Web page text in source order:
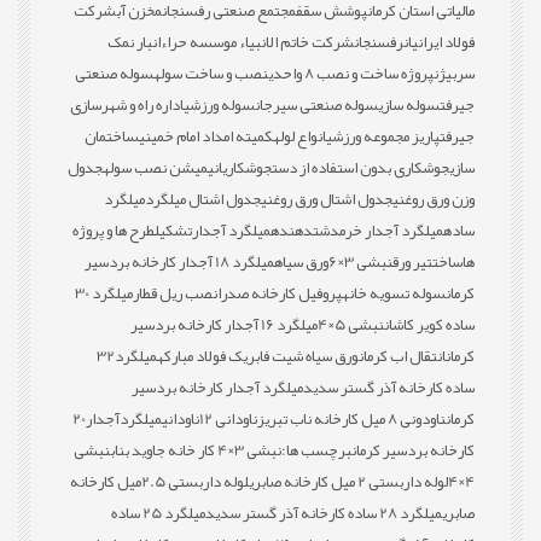
مالیاتی استان کرمانپوشش سقفمجتمع صنعتی رفسنجانمخزن آبشرکت
فولاد ایرانیانرفسنجانشرکت خاتم الانبیاء موسسه حراءانبار نمک
سربیژنپروژه ساخت و نصب 8 واحدی نصب و ساخت سولهسوله صنعتی
جیرفتسوله سازیسوله صنعتی سیرجانسوله ورزشیاداره راه و شهرسازی
جیرفتپاریز مجموعه ورزشیانواع لولهکمیته امداد امام خمینیساختمان
سازیجوشکاری بدون استفاده از دستجوشکاریانیمیشن نصب سولهجدول
وزن ورق روغنیجدول اشتال ورق روغنیجدول اشتال میلگردمیلگرد
سادهمیلگرد آجدار خرمدشتدهندهمیلگرد آجدارتشکیلطرح ها و پروژه
هاساختتیر ورقنبشی 3×6 ورق سیاه
میلگرد 18 آجدار کارخانه بردسیر
کرمانسوله تسویه خانهپروفیل کارخانه صدرانصب ریل قطار
میلگرد 30
ساده کویر کاشاننبشی 5×4
میلگرد 16 آجدار کارخانه بردسیر
کرمانانتقال اب کرمانورق سیاه شیت فابریک فولاد مبارکه
میلگرد32
ساده کارخانه آذر گستر سدیدمیلگرد آجدار کارخانه بردسیر
کرمانناودونی 8 میل کارخانه ناب تبریز ناودانی 12 ناودانی
میلگردآجدار20
کارخانه بردسیر کرمانبرچسب ها:نبشی 3×4 کار خانه جاوید بناب
نبشی
4×4 لوله داربستی 2 میل کارخانه صابری
لوله داربستی 2.5میل کارخانه
صابریمیلگرد 28 ساده کارخانه آذر گستر سدید
میلگرد 25 ساده